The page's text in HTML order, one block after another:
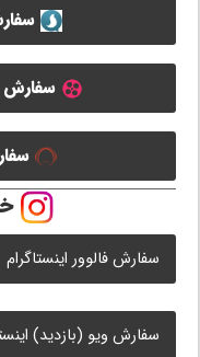
سفارش
سفارش فالوور اینستاگرام
سفارش ویو (بازدید)